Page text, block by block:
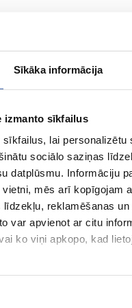
Sīkāka informācija
izmanto sīkfailus
lai personalizētu
sociālo saziņas
datplūsmu. Informāciju
mēs arī kopīgojam
reklamēšanas un
var apvienot ar citu
ko viņi apkopo, kad
Lehte ei leitud!
hindade ja
kliendi rahulolu on
ja aia